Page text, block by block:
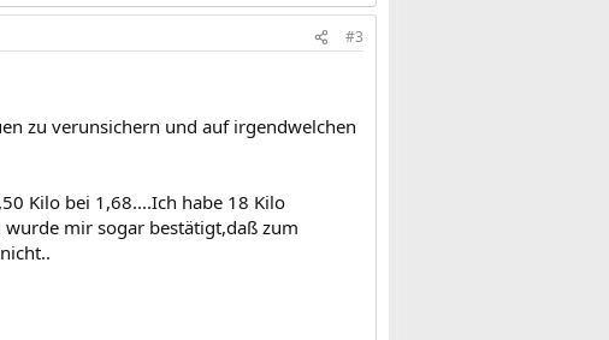
#3
zu verunsichern und auf irgendwelchen
Kilo bei 1,68....Ich habe 18 Kilo
mir sogar bestätigt,daß zum